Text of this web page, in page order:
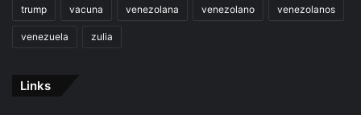
trump vacuna venezolana venezolano venezolanos
venezuela zulia
Links